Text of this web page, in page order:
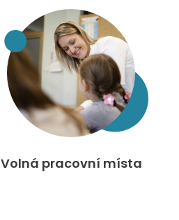
Volná pracovní místa